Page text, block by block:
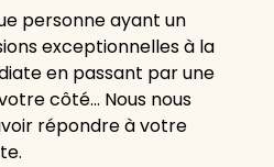
personne ayant un
exceptionnelles à la
en passant par une
côté… Nous nous
répondre à votre